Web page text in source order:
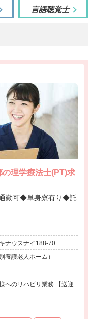
言語聴覚士
理学療法士(PT)求
ナウスナイ188-70
養護老人ホーム）
へのリハビリ業務 【送迎